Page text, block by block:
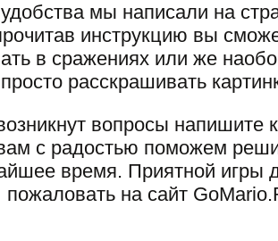
мы написали на
инструкцию вы
в сражениях или же
расскрашивать
вопросы напишите
с радостью поможем
время. Приятной игры
пожаловать на сайт